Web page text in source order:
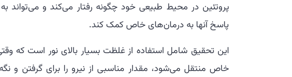
پروتئین در محیط طبیعی خود چگونه رفتار می‌کند و می‌تواند
پاسخ آنها به درمان‌های خاص کمک کند.
این تحقیق شامل استفاده از غلظت بسیار بالای نور است که
خاص منتقل می‌شود، مقدار مناسبی از نیرو را برای گرفتن و